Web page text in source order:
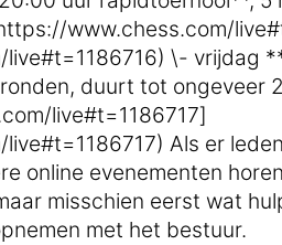
www.chess.com/
\- vrijdag
duurt tot ongeveer
live#t=1186717]
Als er
online evenementen
misschien eerst wat
met het bestuur.